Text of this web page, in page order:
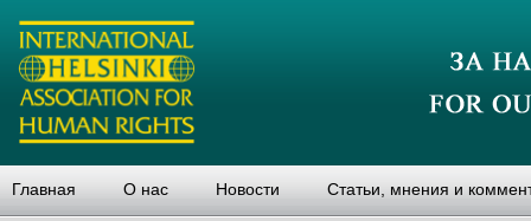
Главная О нас Новости Статьи, мнения и